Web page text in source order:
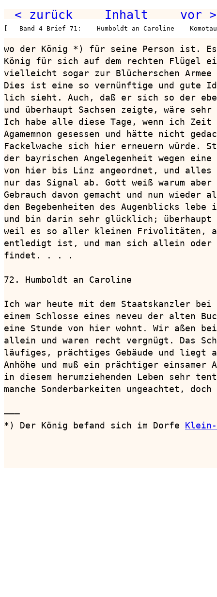
< zurück Inhalt vor >
[   Band 4 Brief 71:    Humboldt an Caroline
wo der König *) für seine Person ist.
König für sich auf dem rechten Flügel
vielleicht sogar zur Blücherschen Armee
Dies ist eine so vernünftige und gute
lich sieht. Auch, daß er sich so der
und überhaupt Sachsen zeigte, wäre sehr
Ich habe alle diese Tage, wenn ich
Agamemnon gesessen und hätte nicht
Fackelwache sich hier erneuern würde.
der bayrischen Angelegenheit wegen eine
von hier bis Linz angeordnet, und
nur das Signal ab. Gott weiß warum aber
Gebrauch davon gemacht und nun
den Begebenheiten des Augenblicks
und bin darin sehr glücklich; überhaupt
weil es so aller kleinen Frivolitäten,
entledigt ist, und man sich allein oder
findet. . . .
72. Humboldt an Caroline
Ich war heute mit dem Staatskanzler
einem Schlosse eines neveu der alten
eine Stunde von hier wohnt. Wir aßen
allein und waren recht vergnügt. Das
läufiges, prächtiges Gebäude und liegt
Anhöhe und muß ein prächtiger
in diesem herumziehenden Leben sehr
manche Sonderbarkeiten ungeachtet,
———
*) Der König befand sich im Dorfe Klein-